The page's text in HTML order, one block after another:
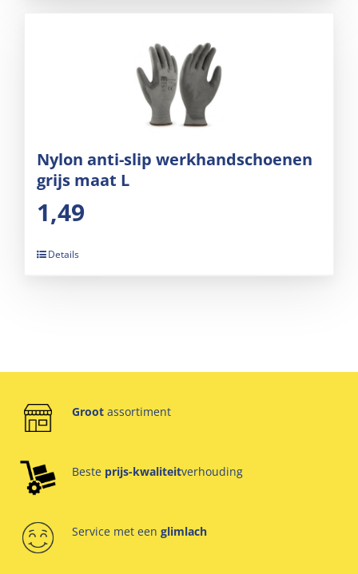
Nylon anti-slip werkhandschoenen
grijs maat L
1,49
Details
Groot assortiment
Beste prijs-kwaliteitverhouding
Service met een glimlach